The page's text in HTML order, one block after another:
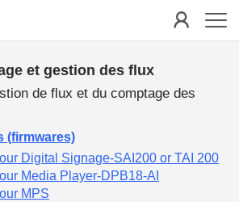
et gestion des flux
de flux et du comptage des
(firmwares)
Digital Signage-SAI200 or TAI 200
Media Player-DPB18-AI
MPS